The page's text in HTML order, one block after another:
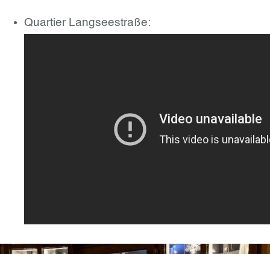
Quartier Langseestraße: